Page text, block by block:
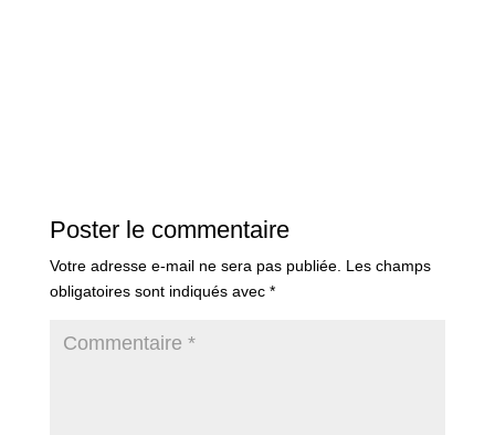
Poster le commentaire
Votre adresse e-mail ne sera pas publiée. Les champs
obligatoires sont indiqués avec *